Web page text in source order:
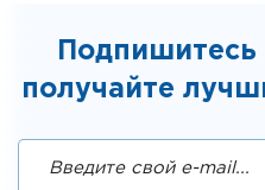
Подпишитесь
получайте